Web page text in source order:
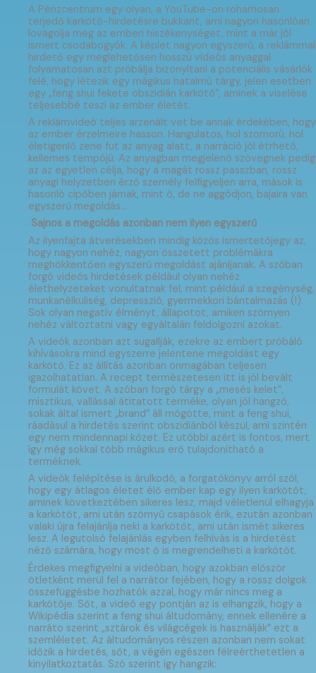
A Pénzcentrum egy olyan, a YouTube-on rohamosan
terjedő karkötő-hirdetésre bukkant, ami nagyon hasonlóan
lovagolja meg az emberi hiszékenységet, mint a már jól
ismert csodabogyók. A képlet nagyon egyszerű, a reklámmal
hirdető egy meglehetősen hosszú videós anyaggal
folyamatosan azt próbálja bizonyítani a potenciális vásárlók
felé, hogy létezik egy mágikus hatalmú tárgy, jelen esetben
egy „feng shui fekete obszidián karkötő”, aminek a viselése
teljesebbé teszi az ember életét.
A reklámvideó teljes arzenált vet be annak érdekében, hogy
az ember érzelmeire hasson. Hangulatos, hol szomorú, hol
életigenlő zene fut az anyag alatt, a narráció jól étrhető,
kellemes tempójú. Az anyagban megjelenő szövegnek pedig
az az egyetlen célja, hogy a magát rossz passzban, rossz
anyagi helyzetben érző személy felfigyeljen arra, mások is
hasonló cipőben járnak, mint ő, de ne aggódjon, bajaira van
egyszerű megoldás…
Sajnos a megoldás azonban nem ilyen egyszerű
Az ilyenfajta átverésekben mindig közös ismertetőjegy az,
hogy nagyon nehéz, nagyon összetett problémákra
meghökkentően egyszerű megoldást ajánljanak. A szóban
forgó videós hirdetések például olyan nehéz
élethelyzeteket vonultatnak fel, mint például a szegénység,
munkanélküliség, depresszió, gyermekkori bántalmazás (!).
Sok olyan negatív élményt, állapotot, amiken szörnyen
nehéz változtatni vagy egyáltalán feldolgozni azokat.
A videók azonban azt sugallják, ezekre az embert próbáló
kihívásokra mind egyszerre jelentene megoldást egy
karkötő. Ez az állítás azonban önmagában teljesen
igazolhatatlan. A recept természetesen itt is jól bevált
formulát követ. A szóban forgó tárgy a „mesés kelet”,
misztikus, vallással átitatott terméke, olyan jól hangzó,
sokak által ismert „brand” áll mögötte, mint a feng shui,
ráadásul a hirdetés szerint obszidiánból készül, ami szintén
egy nem mindennapi kőzet. Ez utóbbi azért is fontos, mert
így még sokkal több mágikus erő tulajdonítható a
terméknek.
A videók felépítése is árulkodó, a forgatókönyv arról szól,
hogy egy átlagos életet élő ember kap egy ilyen karkötőt,
aminek következtében sikeres lesz, majd véletlenül elhagyja
a karkötőt, ami után szörnyű csapások érik, ezután azonban
valaki újra felajánlja neki a karkötőt, ami után ismét sikeres
lesz. A legutolsó felajánlás egyben felhívás is a hirdetést
néző számára, hogy most ő is megrendelheti a karkötőt.
Érdekes megfigyelni a videóban, hogy azokban először
ötletként merül fel a narrátor fejében, hogy a rossz dolgok
összefüggésbe hozhatók azzal, hogy már nincs meg a
karkötője. Sőt, a videó egy pontján az is elhangzik, hogy a
Wikipédia szerint a feng shui áltudomány, ennek ellenére a
narráto szerint „sztárok és világcégek is használják” ezt a
szemléletet. Az áltudományos részen azonban nem sokat
időzik a hirdetés, sőt, a végén egészen félreérthetetlen a
kinyilatkoztatás. Szó szerint így hangzik: